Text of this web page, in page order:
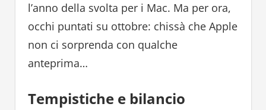
l’anno della svolta per i Mac. Ma per ora,
occhi puntati su ottobre: chissà che Apple
non ci sorprenda con qualche
anteprima…
Tempistiche e bilancio